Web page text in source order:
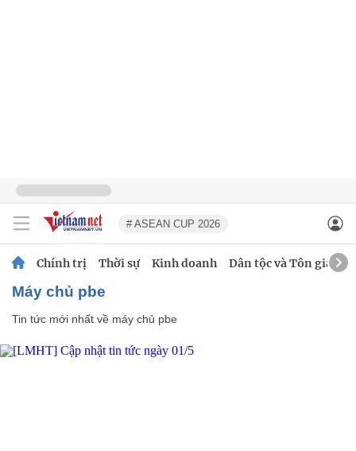
# ASEAN CUP 2026
Chính trị Thời sự Kinh doanh Dân tộc và Tôn giáo
máy chủ pbe
Tin tức mới nhất về máy chủ pbe